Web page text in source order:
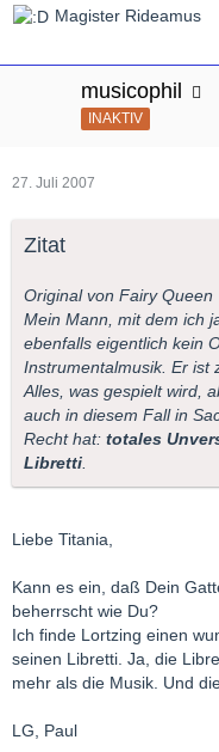
Magister Rideamus
musicophil
INAKTIV
27. Juli 2007
Zitat
Original von Fairy Queen
Mein Mann, mit dem ich
ebenfalls eigentlich kein
Instrumentalmusik. Er ist
Alles, was gespielt wird,
auch in diesem Fall in
Recht hat: totales
Libretti
Liebe Titania,
Kann es ein, daß Dein
beherrscht wie Du?
Ich finde Lortzing einen
seinen Libretti. Ja, die
mehr als die Musik. Und
LG, Paul